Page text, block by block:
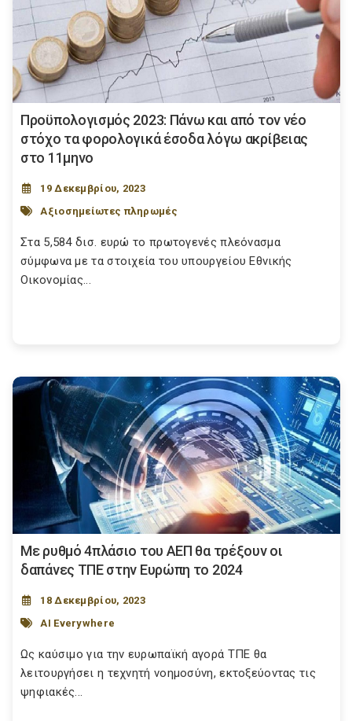
Προϋπολογισμός 2023: Πάνω και από τον νέο
στόχο τα φορολογικά έσοδα λόγω ακρίβειας
στο 11μηνο
19 Δεκεμβρίου, 2023
Αξιοσημείωτες πληρωμές
Στα 5,584 δισ. ευρώ το πρωτογενές πλεόνασμα
σύμφωνα με τα στοιχεία του υπουργείου Εθνικής
Οικονομίας...
Με ρυθμό 4πλάσιο του ΑΕΠ θα τρέξουν οι
δαπάνες ΤΠΕ στην Ευρώπη το 2024
18 Δεκεμβρίου, 2023
AI Everywhere
Ως καύσιμο για την ευρωπαϊκή αγορά ΤΠΕ θα
λειτουργήσει η τεχνητή νοημοσύνη, εκτοξεύοντας τις
ψηφιακές...